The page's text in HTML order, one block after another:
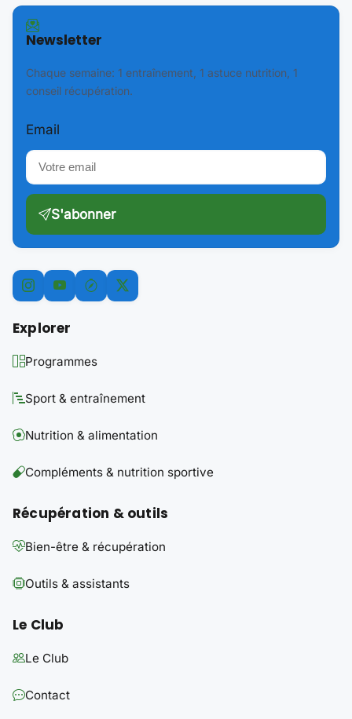
Newsletter
Chaque semaine: 1 entraînement, 1 astuce nutrition, 1
conseil récupération.
Email
S'abonner
Explorer
Programmes
Sport & entraînement
Nutrition & alimentation
Compléments & nutrition sportive
Récupération & outils
Bien-être & récupération
Outils & assistants
Le Club
Le Club
Contact